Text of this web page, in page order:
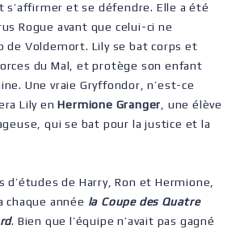
et se défendre. Elle a été
Rogue avant que celui-ci ne
de Voldemort. Lily se bat corps et
du Mal, et protège son enfant
Une vraie Gryffondor, n’est-ce
Lily enHermione Granger, une élève
qui se bat pour la justice et la
d’études de Harry, Ron et Hermione,
chaque année la Coupe des Quatre
. Bien que l’équipe n’avait pas gagné